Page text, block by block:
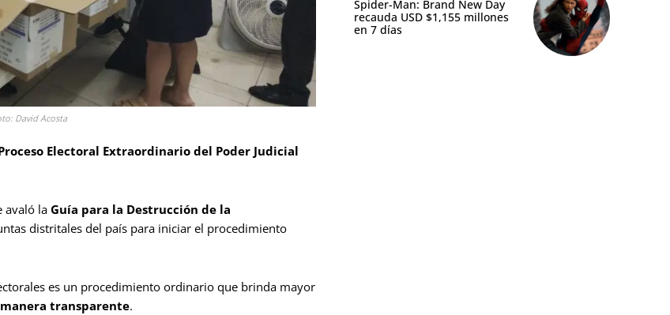
David Acosta
Electoral Extraordinario del Poder Judicial
avaló la Guía para la Destrucción de la
distritales del país para iniciar el procedimiento
es un procedimiento ordinario que brinda mayor
transparente.
Spider-Man: Brand New Day
recauda USD $1,155 millones
en 7 días